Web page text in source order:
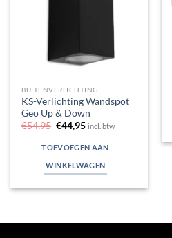
BUITENVERLICHTING
KS-Verlichting Wandspot
Geo Up & Down
€54,95 Oorspronkelijke
prijs
was:
€54,95.
€44,95Huidige
is:
€44,95.
incl. btw
TOEVOEGEN AAN
WINKELWAGEN